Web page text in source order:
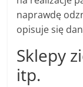
naprawdę
opisuje się
Sklepy
itp.